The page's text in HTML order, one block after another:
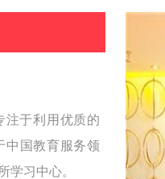
注于利用优质的
中国教育服务领
学习中心。